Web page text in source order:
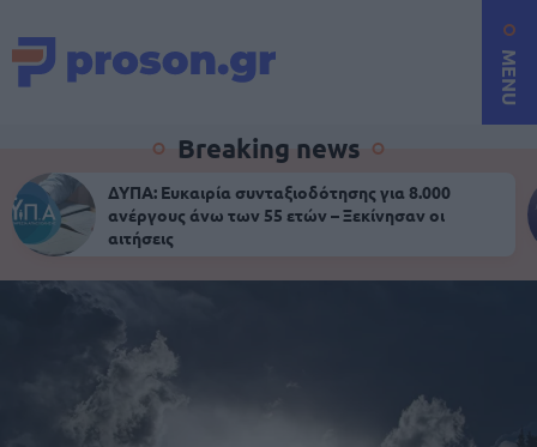
MENU
Breaking news
ΔΥΠΑ: Ευκαιρία συνταξιοδότησης για 8.000
ανέργους άνω των 55 ετών – Ξεκίνησαν οι
αιτήσεις